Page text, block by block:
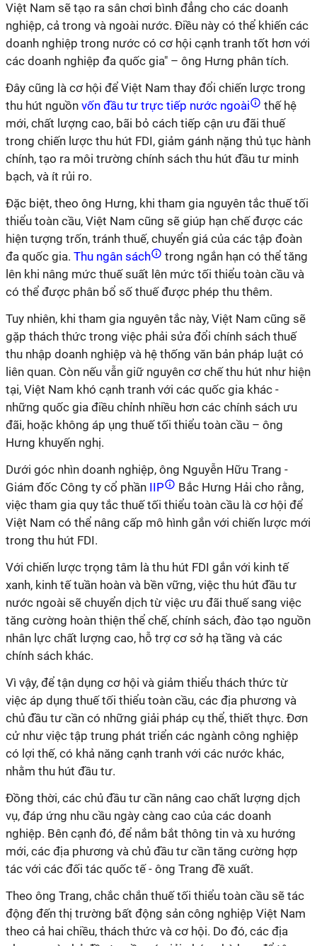
Việt Nam sẽ tạo ra sân chơi bình đẳng cho các doanh
nghiệp, cả trong và ngoài nước. Điều này có thể khiến các
doanh nghiệp trong nước có cơ hội cạnh tranh tốt hơn với
các doanh nghiệp đa quốc gia" – ông Hưng phân tích.
Đây cũng là cơ hội để Việt Nam thay đổi chiến lược trong
thu hút nguồn vốn đầu tư trực tiếp nước ngoài
thế hệ
mới, chất lượng cao, bãi bỏ cách tiếp cận ưu đãi thuế
trong chiến lược thu hút FDI, giảm gánh nặng thủ tục hành
chính, tạo ra môi trường chính sách thu hút đầu tư minh
bạch, và ít rủi ro.
Đặc biệt, theo ông Hưng, khi tham gia nguyên tắc thuế tối
thiểu toàn cầu, Việt Nam cũng sẽ giúp hạn chế được các
hiện tượng trốn, tránh thuế, chuyển giá của các tập đoàn
đa quốc gia. Thu ngân sách
trong ngắn hạn có thể tăng
lên khi nâng mức thuế suất lên mức tối thiểu toàn cầu và
có thể được phân bổ số thuế được phép thu thêm.
Tuy nhiên, khi tham gia nguyên tắc này, Việt Nam cũng sẽ
gặp thách thức trong việc phải sửa đổi chính sách thuế
thu nhập doanh nghiệp và hệ thống văn bản pháp luật có
liên quan. Còn nếu vẫn giữ nguyên cơ chế thu hút như hiện
tại, Việt Nam khó cạnh tranh với các quốc gia khác -
những quốc gia điều chỉnh nhiều hơn các chính sách ưu
đãi, hoặc không áp ụng thuế tối thiểu toàn cầu – ông
Hưng khuyến nghị.
Dưới góc nhìn doanh nghiệp, ông Nguyễn Hữu Trang -
Giám đốc Công ty cổ phần IIP
Bắc Hưng Hải cho rằng,
việc tham gia quy tắc thuế tối thiểu toàn cầu là cơ hội để
Việt Nam có thể nâng cấp mô hình gắn với chiến lược mới
trong thu hút FDI.
Với chiến lược trọng tâm là thu hút FDI gắn với kinh tế
xanh, kinh tế tuần hoàn và bền vững, việc thu hút đầu tư
nước ngoài sẽ chuyển dịch từ việc ưu đãi thuế sang việc
tăng cường hoàn thiện thể chế, chính sách, đào tạo nguồn
nhân lực chất lượng cao, hỗ trợ cơ sở hạ tầng và các
chính sách khác.
Vì vậy, để tận dụng cơ hội và giảm thiểu thách thức từ
việc áp dụng thuế tối thiểu toàn cầu, các địa phương và
chủ đầu tư cần có những giải pháp cụ thể, thiết thực. Đơn
cử như việc tập trung phát triển các ngành công nghiệp
có lợi thế, có khả năng cạnh tranh với các nước khác,
nhằm thu hút đầu tư.
Đồng thời, các chủ đầu tư cần nâng cao chất lượng dịch
vụ, đáp ứng nhu cầu ngày càng cao của các doanh
nghiệp. Bên cạnh đó, để nắm bắt thông tin và xu hướng
mới, các địa phương và chủ đầu tư cần tăng cường hợp
tác với các đối tác quốc tế - ông Trang đề xuất.
Theo ông Trang, chắc chắn thuế tối thiểu toàn cầu sẽ tác
động đến thị trường bất động sản công nghiệp Việt Nam
theo cả hai chiều, thách thức và cơ hội. Do đó, các địa